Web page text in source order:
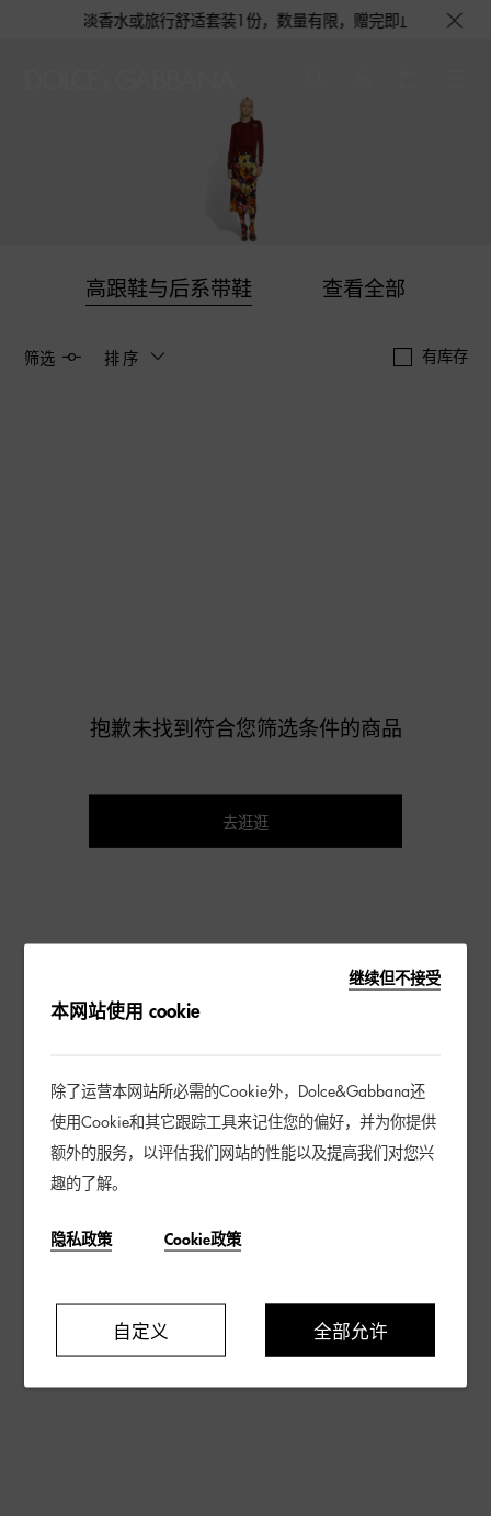
浅蓝淡香水或旅行舒适套装1份，数量有限，赠完即止。即刻选
高跟鞋与后系带鞋 查看全部
筛选 排序 有库存
抱歉未找到符合您筛选条件的商品
去逛逛
继续但不接受
本网站使用 cookie
除了运营本网站所必需的Cookie外，Dolce&Gabbana还
使用Cookie和其它跟踪工具来记住您的偏好，并为你提供
额外的服务，以评估我们网站的性能以及提高我们对您兴
趣的了解。
隐私政策 Cookie政策
自定义 全部允许